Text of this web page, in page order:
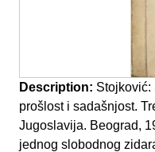
Description: Stojković:
prošlost i sadašnjost.
Jugoslavija. Beograd,
jednog slobodnog